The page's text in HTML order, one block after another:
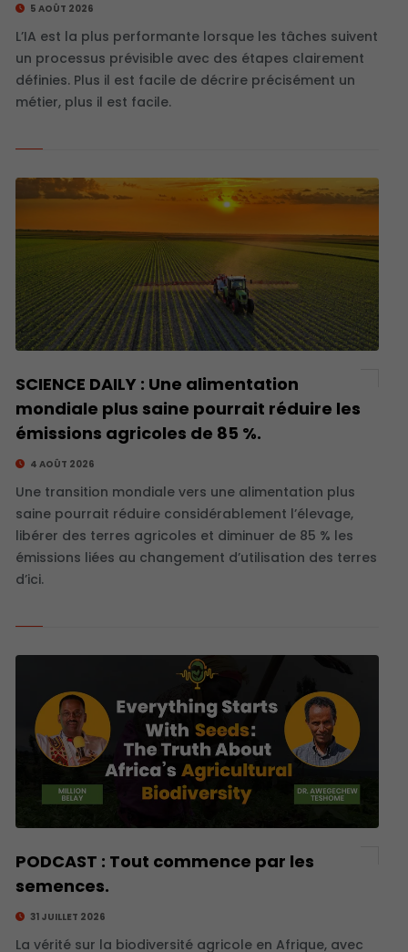
5 AOÛT 2026
L’IA est la plus performante lorsque les tâches suivent
un processus prévisible avec des étapes clairement
définies. Plus il est facile de décrire précisément un
métier, plus il est facile.
SCIENCE DAILY : Une alimentation
mondiale plus saine pourrait réduire les
émissions agricoles de 85 %.
4 AOÛT 2026
Une transition mondiale vers une alimentation plus
saine pourrait réduire considérablement l’élevage,
libérer des terres agricoles et diminuer de 85 % les
émissions liées au changement d’utilisation des terres
d’ici.
PODCAST : Tout commence par les
semences.
31 JUILLET 2026
La vérité sur la biodiversité agricole en Afrique, avec